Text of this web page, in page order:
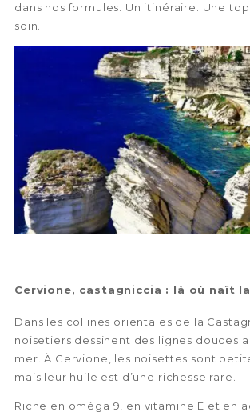
dans nos formules. Un itinéraire. Une
soin.
Cervione, castagniccia : là où naît
Dans les collines orientales de la
noisetiers dessinent des lignes douces
mer. À Cervione, les noisettes sont
mais leur huile est d’une richesse rare.
Riche en oméga 9, en vitamine E et en